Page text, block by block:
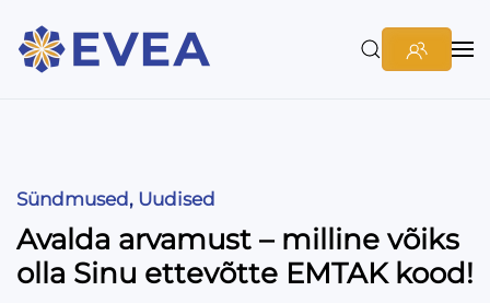
Sündmused , Uudised
Avalda arvamust – milline võiks
olla Sinu ettevõtte EMTAK kood!